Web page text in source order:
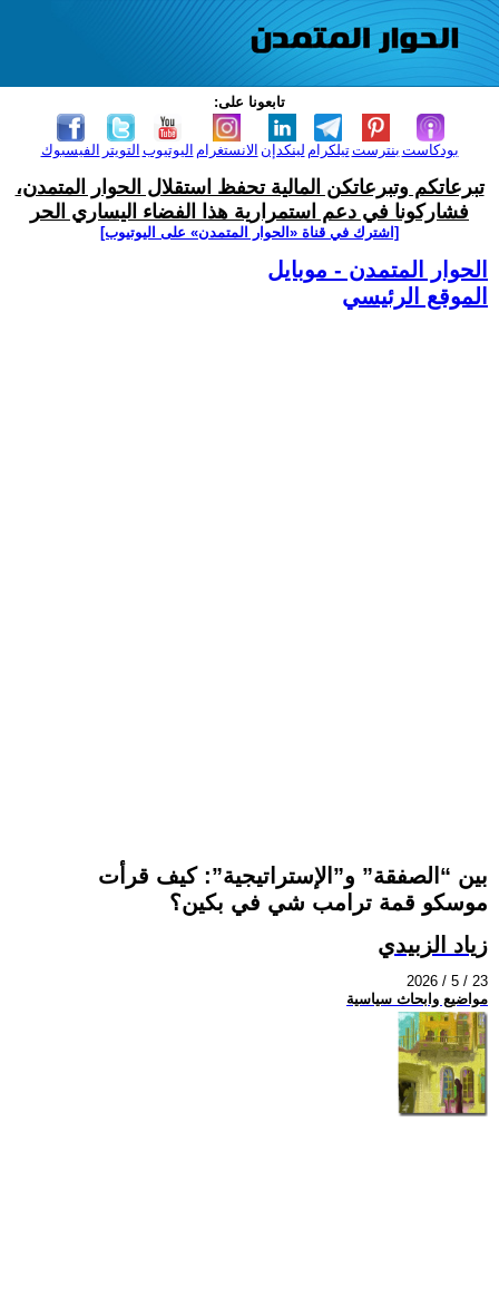
تابعونا على:
الفيسبوك التويتر اليوتيوب الانستغرام لينكدإن تيلكرامبنترست بودكاست
تبرعاتكم وتبرعاتكن المالية تحفظ استقلال الحوار المتمدن،
فشاركونا في دعم استمرارية هذا الفضاء اليساري الحر
[اشترك في قناة ‫«الحوار المتمدن» على اليوتيوب]
الحوار المتمدن - موبايل
الموقع الرئيسي
بين “الصفقة” و”الإستراتيجية”: كيف قرأت
موسكو قمة ترامب شي في بكين؟
زياد الزبيدي
2026 / 5 / 23
مواضيع وابحاث سياسية